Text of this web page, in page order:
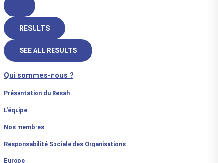
RESULTS
SEE ALL RESULTS
Qui sommes-nous ?
Présentation du Resah
L'équipe
Nos membres
Responsabilité Sociale des Organisations
Europe